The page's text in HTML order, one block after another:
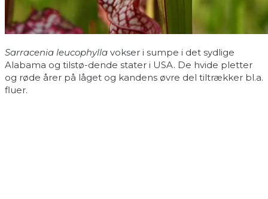
Sarracenia leucophylla vokser i sumpe i det sydlige
Alabama og tilstø-dende stater i USA. De hvide pletter
og røde årer på låget og kandens øvre del tiltrækker bl.a.
fluer.